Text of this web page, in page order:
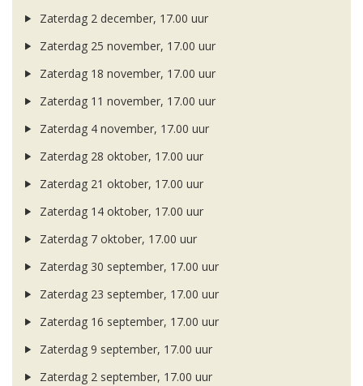
Zaterdag 2 december, 17.00 uur
Zaterdag 25 november, 17.00 uur
Zaterdag 18 november, 17.00 uur
Zaterdag 11 november, 17.00 uur
Zaterdag 4 november, 17.00 uur
Zaterdag 28 oktober, 17.00 uur
Zaterdag 21 oktober, 17.00 uur
Zaterdag 14 oktober, 17.00 uur
Zaterdag 7 oktober, 17.00 uur
Zaterdag 30 september, 17.00 uur
Zaterdag 23 september, 17.00 uur
Zaterdag 16 september, 17.00 uur
Zaterdag 9 september, 17.00 uur
Zaterdag 2 september, 17.00 uur